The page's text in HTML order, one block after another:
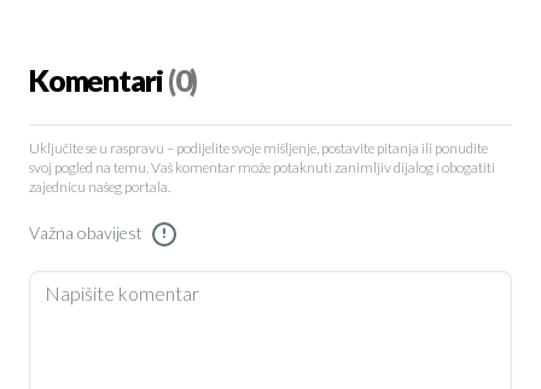
Komentari(0)
Uključite se u raspravu – podijelite svoje mišljenje, postavite pitanja ili ponudite
svoj pogled na temu. Vaš komentar može potaknuti zanimljiv dijalog i obogatiti
zajednicu našeg portala.
Važna obavijest !